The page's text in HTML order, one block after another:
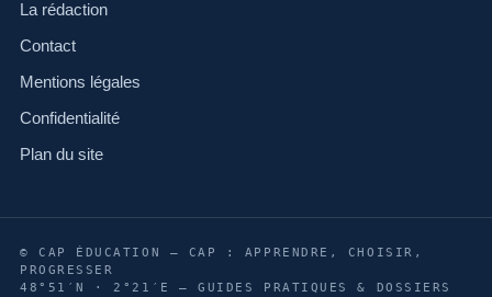
La rédaction
Contact
Mentions légales
Confidentialité
Plan du site
© CAP ÉDUCATION — CAP : APPRENDRE, CHOISIR,
PROGRESSER
48°51′N · 2°21′E — GUIDES PRATIQUES & DOSSIERS